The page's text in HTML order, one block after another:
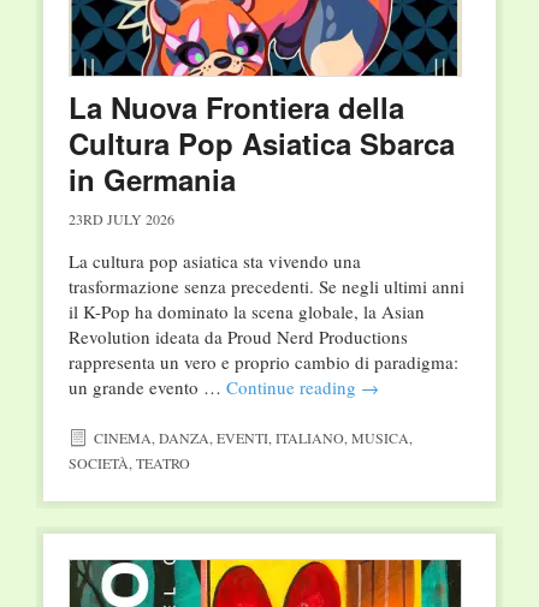
La Nuova Frontiera della
Cultura Pop Asiatica Sbarca
in Germania
23RD JULY 2026
La cultura pop asiatica sta vivendo una
trasformazione senza precedenti. Se negli ultimi anni
il K-Pop ha dominato la scena globale, la Asian
Revolution ideata da Proud Nerd Productions
rappresenta un vero e proprio cambio di paradigma:
un grande evento … Continue reading →
CINEMA DANZA EVENTI, ITALIANO, MUSICA
SOCIETÀ TEATRO